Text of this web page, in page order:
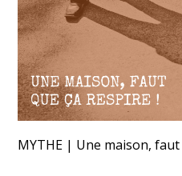
MYTHE | Une maison,